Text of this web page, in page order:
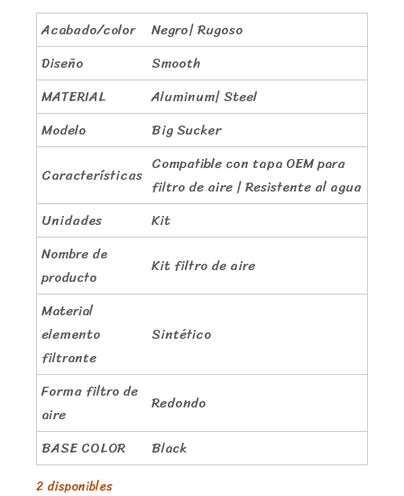
Acabado/color
Negro| Rugoso
Diseño
Smooth
MATERIAL
Aluminum| Steel
Modelo
Big Sucker
Características Compatible con tapa OEM para
filtro de aire | Resistente al agua
Unidades
Kit
Nombre de
producto
Kit filtro de aire
Material
elemento
filtrante
Sintético
Forma filtro de
aire
Redondo
BASE COLOR
Black
2 disponibles